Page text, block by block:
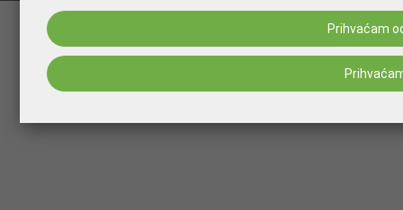
Prihvaćam